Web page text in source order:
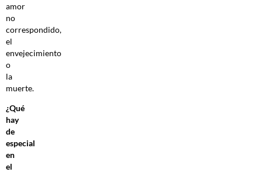
amor
no
correspondido,
el
envejecimiento
o
la
muerte.
¿Qué
hay
de
especial
en
el